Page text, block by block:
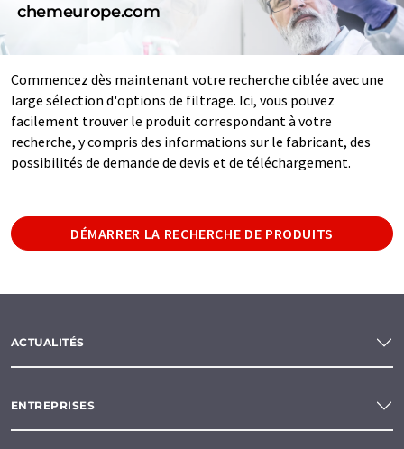
chemeurope.com
Commencez dès maintenant votre recherche ciblée avec une
large sélection d'options de filtrage. Ici, vous pouvez
facilement trouver le produit correspondant à votre
recherche, y compris des informations sur le fabricant, des
possibilités de demande de devis et de téléchargement.
DÉMARRER LA RECHERCHE DE PRODUITS
ACTUALITÉS
ENTREPRISES